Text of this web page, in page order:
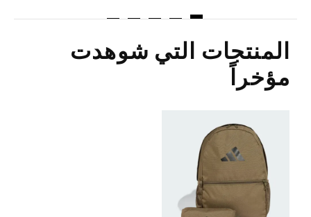
المنتجات التي شوهدت
مؤخراً